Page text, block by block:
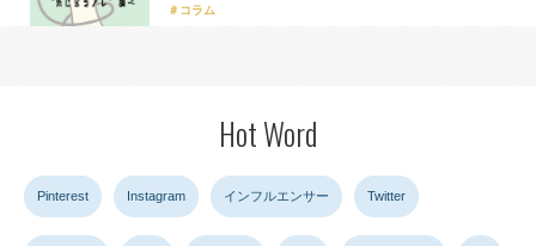
コラム
Hot Word
Pinterest Instagram インフルエンサー Twitter